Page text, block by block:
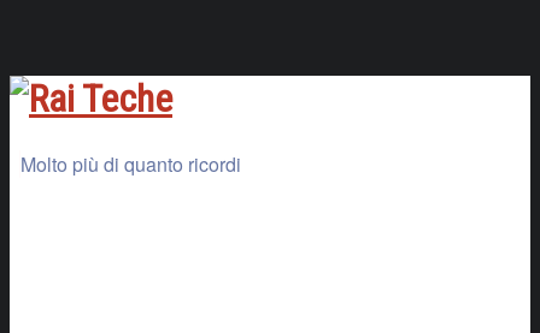
Molto più di quanto ricordi